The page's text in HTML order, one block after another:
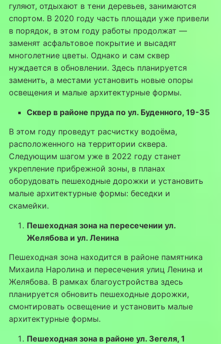
гуляют, отдыхают в тени деревьев, занимаются
спортом. В 2020 году часть площади уже привели
в порядок, в этом году работы продолжат —
заменят асфальтовое покрытие и высадят
многолетние цветы. Однако и сам сквер
нуждается в обновлении. Здесь планируется
заменить, а местами установить новые опоры
освещения и малые архитектурные формы.
Сквер в районе пруда по ул. Буденного, 19-35
В этом году проведут расчистку водоёма,
расположенного на территории сквера.
Следующим шагом уже в 2022 году станет
укрепление прибрежной зоны, в планах
оборудовать пешеходные дорожки и установить
малые архитектурные формы: беседки и
скамейки.
Пешеходная зона на пересечении ул.
Желябова и ул. Ленина
Пешеходная зона находится в районе памятника
Михаила Наролина и пересечения улиц Ленина и
Желябова. В рамках благоустройства здесь
планируется обновить пешеходные дорожки,
смонтировать освещение и установить малые
архитектурные формы.
Пешеходная зона в районе ул. Зегеля, 1